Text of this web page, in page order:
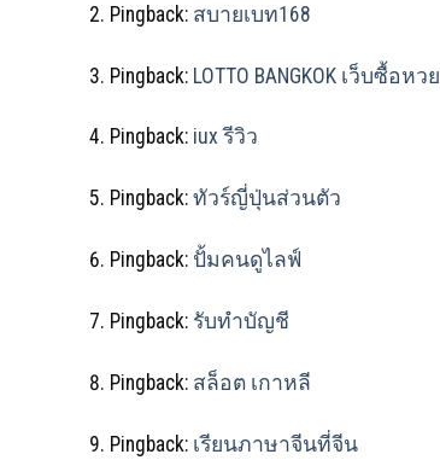
Pingback: สบายเบท168
Pingback: LOTTO BANGKOK เว็บซื้อหวย
Pingback: iux รีวิว
Pingback: ทัวร์ญี่ปุ่นส่วนตัว
Pingback: ปั้มคนดูไลฟ์
Pingback: รับทำบัญชี
Pingback: สล็อต เกาหลี
Pingback: เรียนภาษาจีนที่จีน